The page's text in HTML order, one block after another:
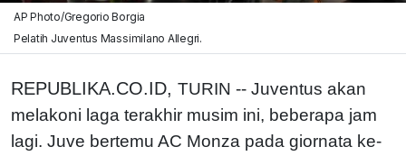
AP Photo/Gregorio Borgia
Pelatih Juventus Massimilano Allegri.
REPUBLIKA.CO.ID, TURIN -- Juventus akan
melakoni laga terakhir musim ini, beberapa jam
lagi. Juve bertemu AC Monza pada giornata ke-